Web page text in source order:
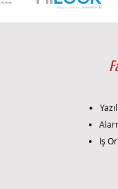
da
İş